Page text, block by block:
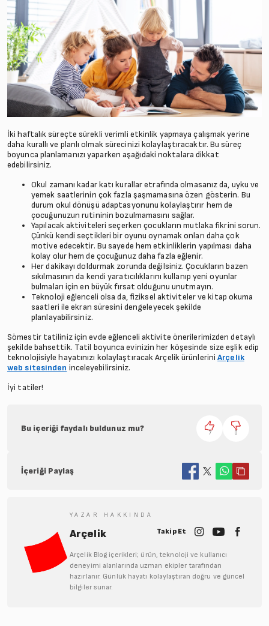
İki haftalık süreçte sürekli verimli etkinlik yapmaya çalışmak yerine
daha kurallı ve planlı olmak sürecinizi kolaylaştıracaktır. Bu süreç
boyunca planlamanızı yaparken aşağıdaki noktalara dikkat
edebilirsiniz.
Okul zamanı kadar katı kurallar etrafında olmasanız da, uyku ve
yemek saatlerinin çok fazla şaşmamasına özen gösterin. Bu
durum okul dönüşü adaptasyonunu kolaylaştırır hem de
çocuğunuzun rutininin bozulmamasını sağlar.
Yapılacak aktiviteleri seçerken çocukların mutlaka fikrini sorun.
Çünkü kendi seçtikleri bir oyunu oynamak onları daha çok
motive edecektir. Bu sayede hem etkinliklerin yapılması daha
kolay olur hem de çocuğunuz daha fazla eğlenir.
Her dakikayı doldurmak zorunda değilsiniz. Çocukların bazen
sıkılmasının da kendi yaratıcılıklarını kullanıp yeni oyunlar
bulmaları için en büyük fırsat olduğunu unutmayın.
Teknoloji eğlenceli olsa da, fiziksel aktiviteler ve kitap okuma
saatleri ile ekran süresini dengeleyecek şekilde
planlayabilirsiniz.
Sömestir tatiliniz için evde eğlenceli aktivite önerilerimizden detaylı
şekilde bahsettik. Tatil boyunca evinizin her köşesinde size eşlik edip
teknolojisiyle hayatınızı kolaylaştıracak Arçelik ürünleriniArçelik
web sitesinden inceleyebilirsiniz.
İyi tatiler!
Bu içeriği faydalı buldunuz mu? 7 0
İçeriği Paylaş
YAZAR HAKKINDA
Arçelik Takip Et
Arçelik Blog içerikleri; ürün, teknoloji ve kullanıcı
deneyimi alanlarında uzman ekipler tarafından
hazırlanır. Günlük hayatı kolaylaştıran doğru ve güncel
bilgiler sunar.